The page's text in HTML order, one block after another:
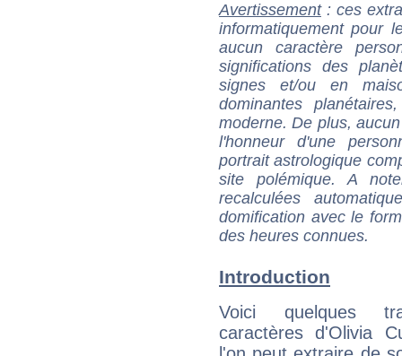
Avertissement: ces
informatiquement pour
aucun caractère
significations des
signes et/ou en
dominantes
moderne. De plus,
l'honneur d'une
portrait astrologique
site polémique. A
recalculées
domification avec le
des heures connues.
Introduction
Voici quelques
caractères d'Olivia